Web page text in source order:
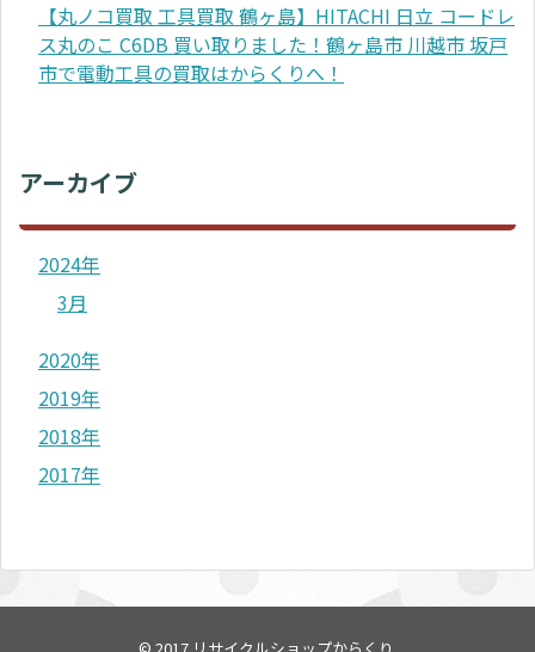
【丸ノコ買取 工具買取 鶴ヶ島】HITACHI 日立 コードレ
ス丸のこ C6DB 買い取りました！鶴ヶ島市 川越市 坂戸
市で電動工具の買取はからくりへ！
アーカイブ
2024年
3月
2020年
2019年
2018年
2017年